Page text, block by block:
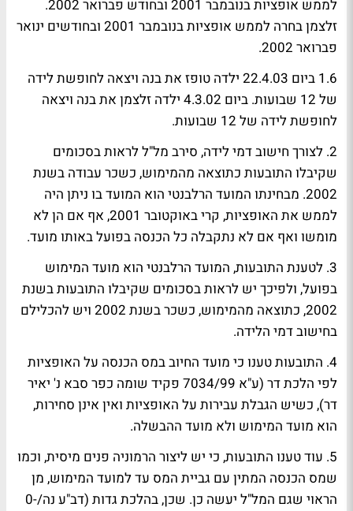
לממש אופציות בנובמבר 2001 ובחודש פברואר 2002.
זלצמן בחרה לממש אופציות בנובמבר 2001 ובחודשים ינואר
פברואר 2002.
1.6 ביום 22.4.03 ילדה טופז את בנה ויצאה לחופשת לידה
של 12 שבועות. ביום 4.3.02 ילדה זלצמן את בנה ויצאה
לחופשת לידה של 12 שבועות.
2. לצורך חישוב דמי לידה, סירב מל"ל לראות בסכומים
שקיבלו התובעות כתוצאה מהמימוש, כשכר עבודה בשנת
2002. מבחינתו המועד הרלבנטי הוא המועד בו ניתן היה
לממש את האופציות, קרי באוקטובר 2001, אף אם הן לא
מומשו ואף אם לא נתקבלה כל הכנסה בפועל באותו מועד.
3. לטענת התובעות, המועד הרלבנטי הוא מועד המימוש
בפועל, ולפיכך יש לראות בסכומים שקיבלו התובעות בשנת
2002, כתוצאה מהמימוש, כשכר בשנת 2002 ויש להכלילם
בחישוב דמי הלידה.
4. התובעות טענו כי מועד החיוב במס הכנסה על האופציות
לפי הלכת דר (ע"א 7034/99 פקיד שומה כפר סבא נ' יאיר
דר), כשיש הגבלת עבירות על האופציות ואין אינן סחירות,
הוא מועד המימוש ולא מועד ההבשלה.
5. עוד טענו התובעות, כי יש ליצור הרמוניה פנים מיסית, וכמו
שמס הכנסה המתין עם גביית המס עד למועד המימוש, מן
הראוי שגם המל"ל יעשה כן. שכן, בהלכת גדות (דב"ע נה/0-